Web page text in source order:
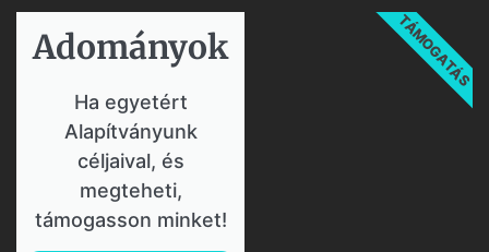
Adományok​
Ha egyetért
Alapítványunk
céljaival, és
megteheti,
támogasson minket!
TÁMOGATÁS